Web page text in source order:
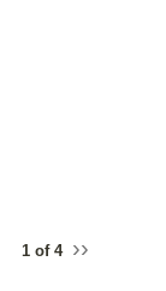
1 of 4 ››